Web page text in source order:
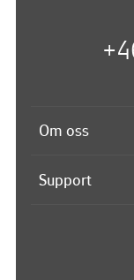
Om oss
Support